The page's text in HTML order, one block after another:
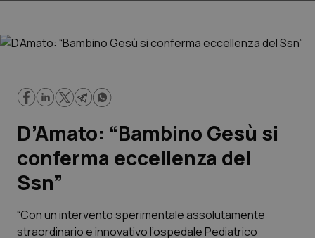
Cronache
Governo e Parlamento
Regioni e Asl
D’Amato: “Bambino Gesù si
conferma eccellenza del
Ssn”
“Con un intervento sperimentale assolutamente
straordinario e innovativo l’ospedale Pediatrico